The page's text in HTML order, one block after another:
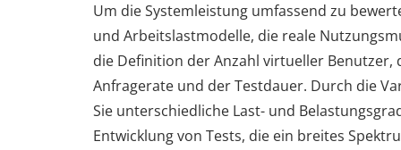
Um die Systemleistung umfassend zu
und Arbeitslastmodelle, die reale
die Definition der Anzahl virtueller
Anfragerate und der Testdauer. Durch die
Sie unterschiedliche Last- und
Entwicklung von Tests, die ein breites